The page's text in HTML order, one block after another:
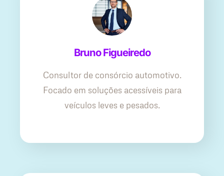
Bruno Figueiredo
Consultor de consórcio automotivo.
Focado em soluções acessíveis para
veículos leves e pesados.